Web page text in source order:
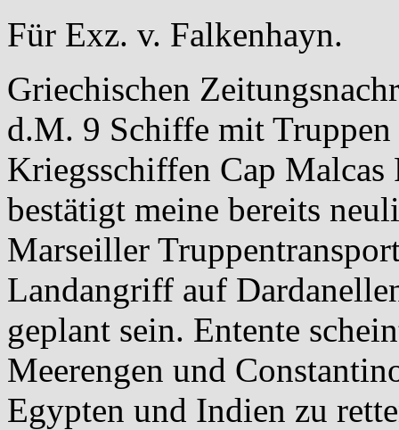
Für Exz. v. Falkenhayn.
Griechischen
d.M. 9 Schiffe mit
Kriegsschiffen Cap
bestätigt meine bereits
Marseiller
Landangriff auf
geplant sein. Entente
Meerengen und
Egypten und Indien zu